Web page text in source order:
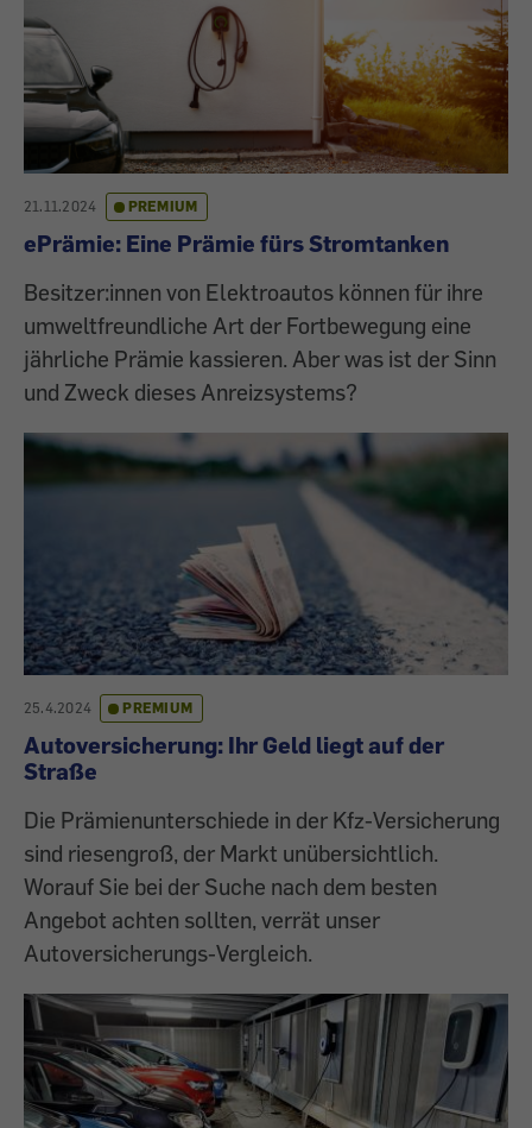
21.11.2024 PREMIUM
ePrämie: Eine Prämie fürs Stromtanken
Besitzer:innen von Elektroautos können für ihre
umweltfreundliche Art der Fortbewegung eine
jährliche Prämie kassieren. Aber was ist der Sinn
und Zweck dieses Anreizsystems?
25.4.2024 PREMIUM
Autoversicherung: Ihr Geld liegt auf der
Straße
Die Prämienunterschiede in der Kfz-Versicherung
sind riesengroß, der Markt unübersichtlich.
Worauf Sie bei der Suche nach dem besten
Angebot achten sollten, verrät unser
Autoversicherungs-Vergleich.